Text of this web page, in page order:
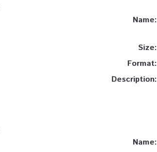
Name:
Size:
Format:
Description:
Name: